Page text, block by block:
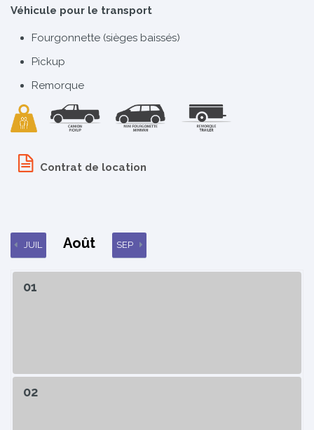
Véhicule pour le transport
Fourgonnette (sièges baissés)
Pickup
Remorque
Contrat de location
JUIL Août SEP
01
02